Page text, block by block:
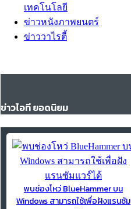
เทคโนโลยี
ข่าวหนังภาพยนตร์
ข่าววาไรตี้
ข่าวไอที ยอดนิยม
พบช่องโหว่ BlueHammer บน
Windows สามารถใช้เพื่อฝังแรนซัม